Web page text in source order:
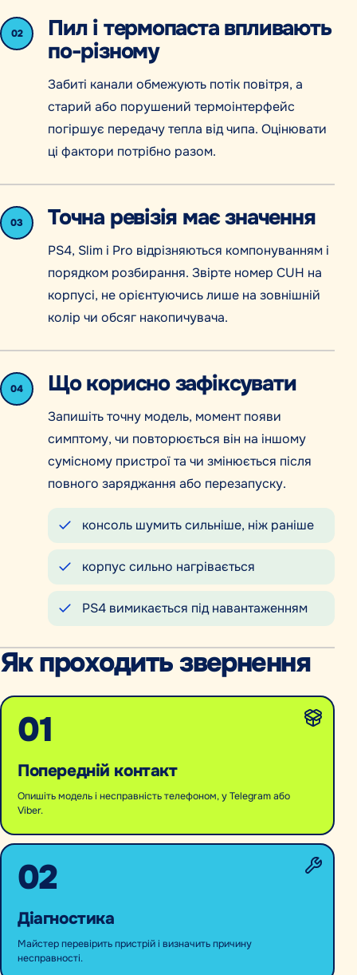
02
Пил і термопаста впливають
по-різному
Забиті канали обмежують потік повітря, а
старий або порушений термоінтерфейс
погіршує передачу тепла від чипа. Оцінювати
ці фактори потрібно разом.
03 Точна ревізія має значення
PS4, Slim і Pro відрізняються компонуванням і
порядком розбирання. Звірте номер CUH на
корпусі, не орієнтуючись лише на зовнішній
колір чи обсяг накопичувача.
04 Що корисно зафіксувати
Запишіть точну модель, момент появи
симптому, чи повторюється він на іншому
сумісному пристрої та чи змінюється після
повного заряджання або перезапуску.
консоль шумить сильніше, ніж раніше
корпус сильно нагрівається
PS4 вимикається під навантаженням
Як проходить звернення
01
Попередній контакт
Опишіть модель і несправність телефоном, у Telegram або
Viber.
02
Діагностика
Майстер перевірить пристрій і визначить причину
несправності.